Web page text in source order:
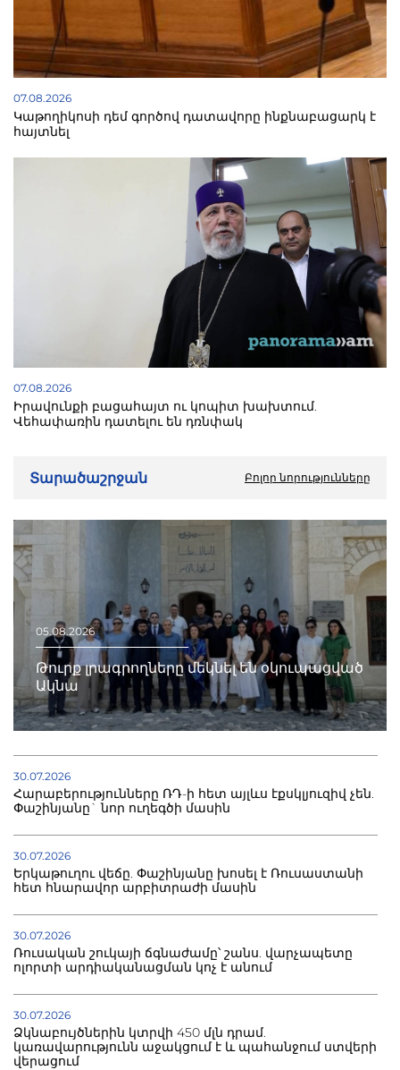
07.08.2026
Կաթողիկոսի դեմ գործով դատավորը ինքնաբացարկ է
հայտնել
07.08.2026
Իրավունքի բացահայտ ու կոպիտ խախտում.
Վեհափառին դատելու են դռնփակ
Տարածաշրջան Բոլոր նորությունները
05.08.2026
Թուրք լրագրողները մեկնել են օկուպացված
Ակնա
30.07.2026
Հարաբերությունները ՌԴ-ի հետ այլևս էքսկլյուզիվ չեն.
Փաշինյանը` նոր ուղեգծի մասին
30.07.2026
Երկաթուղու վեճը. Փաշինյանը խոսել է Ռուսաստանի
հետ հնարավոր արբիտրաժի մասին
30.07.2026
Ռուսական շուկայի ճգնաժամը՝ շանս. վարչապետը
ոլորտի արդիականացման կոչ է անում
30.07.2026
Ձկնաբույծներին կտրվի 450 մլն դրամ.
կառավարությունն աջակցում է և պահանջում ստվերի
վերացում